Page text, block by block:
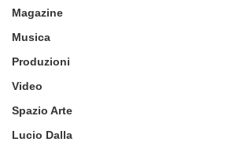
Magazine
Musica
Produzioni
Video
Spazio Arte
Lucio Dalla